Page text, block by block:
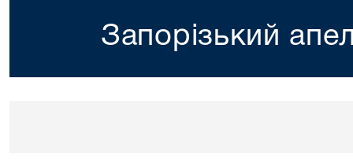
Запорізький